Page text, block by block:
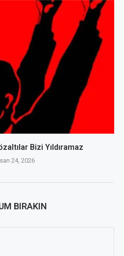
Bizi Yıldıramaz
24, 2026
BIRAKIN